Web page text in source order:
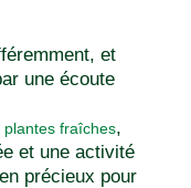
et
une écoute
plantes fraîches,
et une activité
précieux pour